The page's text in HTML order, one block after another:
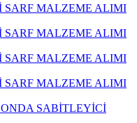
SARF MALZEME ALIMI
SARF MALZEME ALIMI
SARF MALZEME ALIMI
SARF MALZEME ALIMI
SABİTLEYİCİ